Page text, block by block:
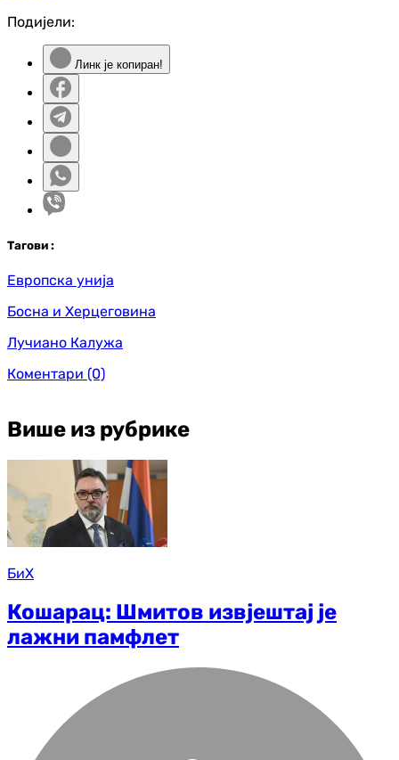
Подијели:
Линк је копиран!
Тагови :
Европска унија
Босна и Херцеговина
Лучиано Калужа
Коментари (0)
Више из рубрике
БиХ
Кошарац: Шмитов извјештај је
лажни памфлет